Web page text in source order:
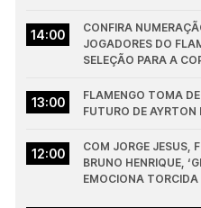
14:00
CONFIRA
JOGADORES DO
SELEÇÃO PARA A
13:00
FLAMENGO TOMA
FUTURO DE AYRTON
12:00
COM JORGE JESUS,
BRUNO HENRIQUE,
EMOCIONA